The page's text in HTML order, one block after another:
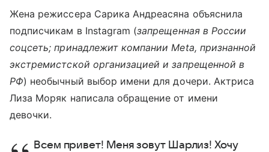
Жена режиссера Сарика Андреасяна объяснила
подписчикам в Instagram (запрещенная в России
соцсеть; принадлежит компании Meta, признанной
экстремистской организацией и запрещенной в
РФ) необычный выбор имени для дочери. Актриса
Лиза Моряк написала обращение от имени
девочки.
Всем привет! Меня зовут Шарлиз! Хочу